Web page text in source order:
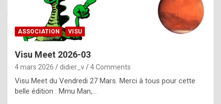
p
l
ASSOCIATION VISU
Visu Meet 2026-03
4 mars 2026 didier_v 4 Comments
Visu Meet du Vendredi 27 Mars. Merci à tous pour cette
belle édition : Mmu Man,…